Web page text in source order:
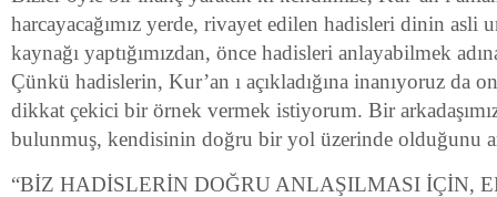
harcayacağımız yerde, rivayet edilen hadisleri dinin asli
kaynağı yaptığımızdan, önce hadisleri anlayabilmek
Çünkü hadislerin, Kur’an ı açıkladığına inanıyoruz da
dikkat çekici bir örnek vermek istiyorum. Bir
bulunmuş, kendisinin doğru bir yol üzerinde olduğunu
“BİZ HADİSLERİN DOĞRU ANLAŞILMASI İÇİN,